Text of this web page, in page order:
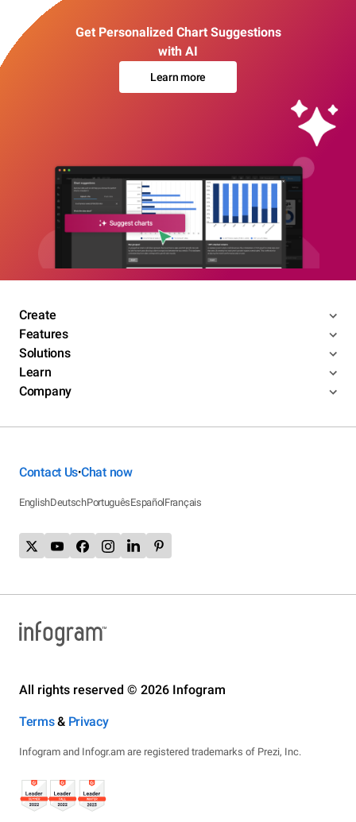
Get Personalized Chart Suggestions
with AI
Learn more
Create
Features
Solutions
Learn
Company
Contact Us•Chat now
EnglishDeutschPortuguêsEspañolFrançais
All rights reserved © 2026 Infogram
Terms& Privacy
Infogram and Infogr.am are registered trademarks of Prezi, Inc.